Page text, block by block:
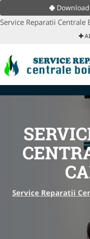
Download
Service Reparatii Centrale
Service Reparatii